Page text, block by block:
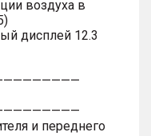
воздуха в
дисплей 12.3
и переднего